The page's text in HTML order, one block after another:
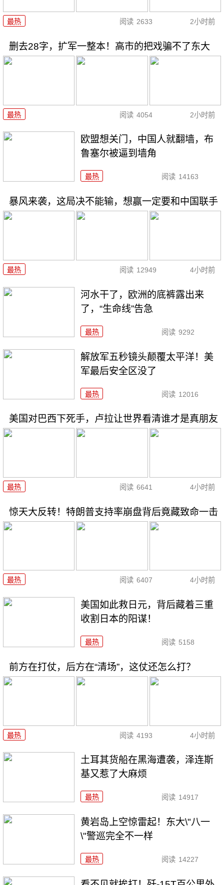
最热 阅读 2633 2小时前
删去28字，扩军一整本！高市的把戏骗不了东大
最热 阅读 4054 2小时前
欧盟想关门，中国人就翻墙，布
鲁塞尔被逼到墙角
最热 阅读 14163
暴风来袭，这局决不能输，想赢一定要和中国联手
最热 阅读 12949 4小时前
河水干了，欧洲的底裤露出来
了，“生命线”告急
最热 阅读 9292
解放军五秒镜头颠覆太平洋！美
军最后安全区没了
最热 阅读 12016
美国对巴西下死手，卢拉让世界看清谁才是真朋友
最热 阅读 6641 4小时前
惊天大反转！特朗普支持率崩盘背后竟藏致命一击
最热 阅读 6407 4小时前
美国如此救日元，背后藏着三重
收割日本的阳谋！
最热 阅读 5158
前方在打仗，后方在“清场”，这仗还怎么打？
最热 阅读 4193 4小时前
土耳其货船在黑海遭袭，泽连斯
基又惹了大麻烦
最热 阅读 14917
黄岩岛上空惊雷起！东大\"八一
\"警巡完全不一样
最热 阅读 14227